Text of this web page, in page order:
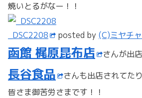
焼いとるがなー！！
_DSC2208 posted by (C)ミヤチ
函館 梶原昆布店 さんが出
長谷食品
さんも出店されてたり
皆さま御苦労さまです！！